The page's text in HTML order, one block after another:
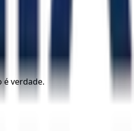
é verdade.